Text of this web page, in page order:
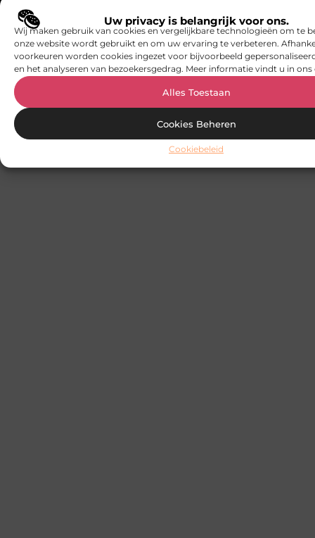
Uw privacy is belangrijk voor ons.
Wij maken gebruik van cookies en vergelijkbare technologieën om te
onze website wordt gebruikt en om uw ervaring te verbeteren.
voorkeuren worden cookies ingezet voor bijvoorbeeld
en het analyseren van bezoekersgedrag. Meer informatie vindt u in ons
Alles Toestaan
Cookies Beheren
Cookiebeleid
Manieren om Geld te Verdienen met Jouw Website: Haal Meer Uit Je
All Rights Reserved © 2025
www.smoods.nl.